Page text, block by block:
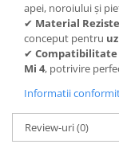
apei, noroiului și
✔ Material
conceput pentru
✔ Compatibilitate
Mi 4, potrivire
Informatii
Review-uri(0)